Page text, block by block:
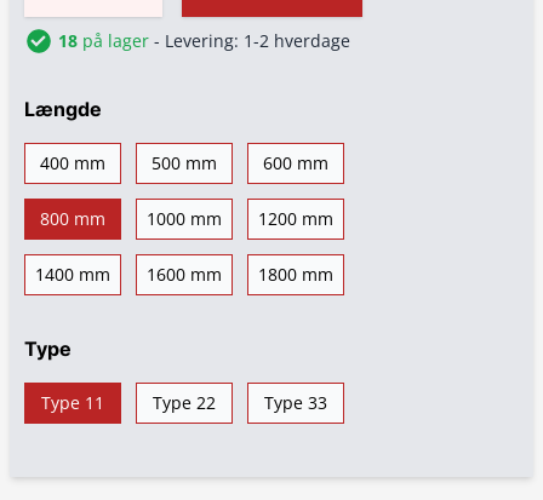
18 på lager - Levering: 1-2 hverdage
Længde
400 mm 500 mm 600 mm
800 mm 1000 mm 1200 mm
1400 mm 1600 mm 1800 mm
Type
Type 11 Type 22 Type 33